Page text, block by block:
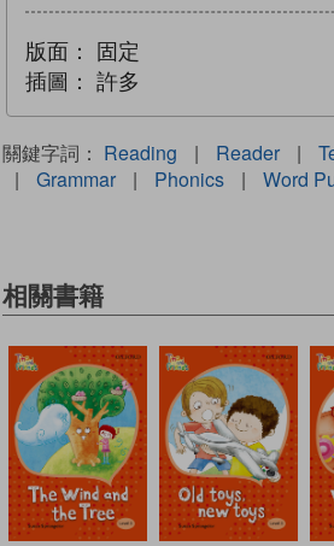
版面：
固定
插圖：
許多
關鍵字詞： Reading | Reader |
|
Grammar | Phonics | Word
相關書籍